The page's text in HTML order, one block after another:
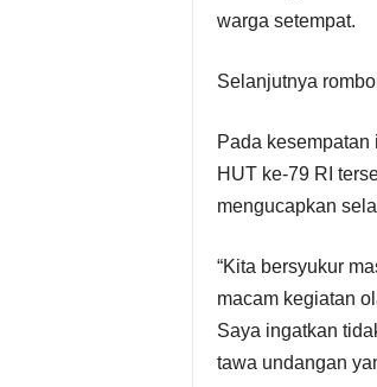
P
i
i
warga setempat.
Selanjutnya
Pada
HUT ke-79 RI
mengucapkan
“Kita bersyukur
macam kegiatan
Saya ingatkan
tawa undangan